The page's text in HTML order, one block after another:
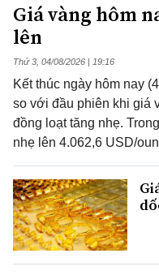
Giá vàng hôm
lên
Thứ 3, 04/08/2026 | 19:16
Kết thúc ngày hôm nay
so với đầu phiên khi giá
đồng loạt tăng nhẹ.
nhẹ lên 4.062,6 USD/